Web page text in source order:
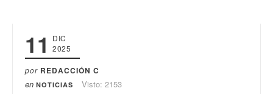
11
DIC
2025
por REDACCIÓN C
en NOTICIAS Visto: 2153